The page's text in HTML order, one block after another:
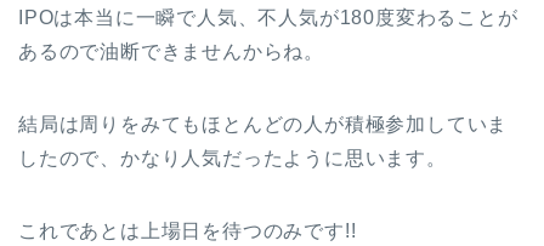
IPOは本当に一瞬で人気、不人気が180度変わることが
あるので油断できませんからね。
結局は周りをみてもほとんどの人が積極参加していま
したので、かなり人気だったように思います。
これであとは上場日を待つのみです!!